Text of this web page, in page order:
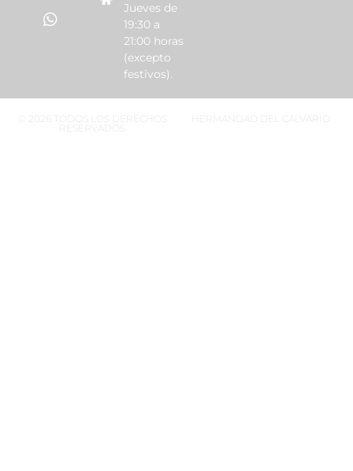
Jueves de
19:30 a
21:00 horas
(excepto
festivos).
HERMANDAD DEL CALVARIO